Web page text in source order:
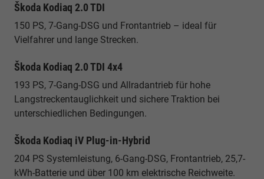
Škoda Kodiaq 2.0 TDI
150 PS, 7-Gang-DSG und Frontantrieb – ideal für
Vielfahrer und lange Strecken.
Škoda Kodiaq 2.0 TDI 4x4
193 PS, 7-Gang-DSG und Allradantrieb für hohe
Langstreckentauglichkeit und sichere Traktion bei
unterschiedlichen Bedingungen.
Škoda Kodiaq iV Plug-in-Hybrid
204 PS Systemleistung, 6-Gang-DSG, Frontantrieb, 25,7-
kWh-Batterie und über 100 km elektrische Reichweite.